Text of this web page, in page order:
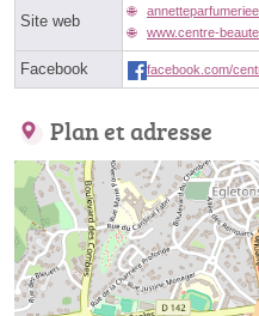
Site web
www.centre-
Facebook facebook.com/
Plan et adresse